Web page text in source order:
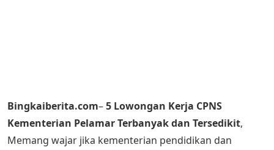
Bingkaiberita.com–5 Lowongan Kerja CPNS
Kementerian Pelamar Terbanyak dan Tersedikit,
Memang wajar jika kementerian pendidikan dan